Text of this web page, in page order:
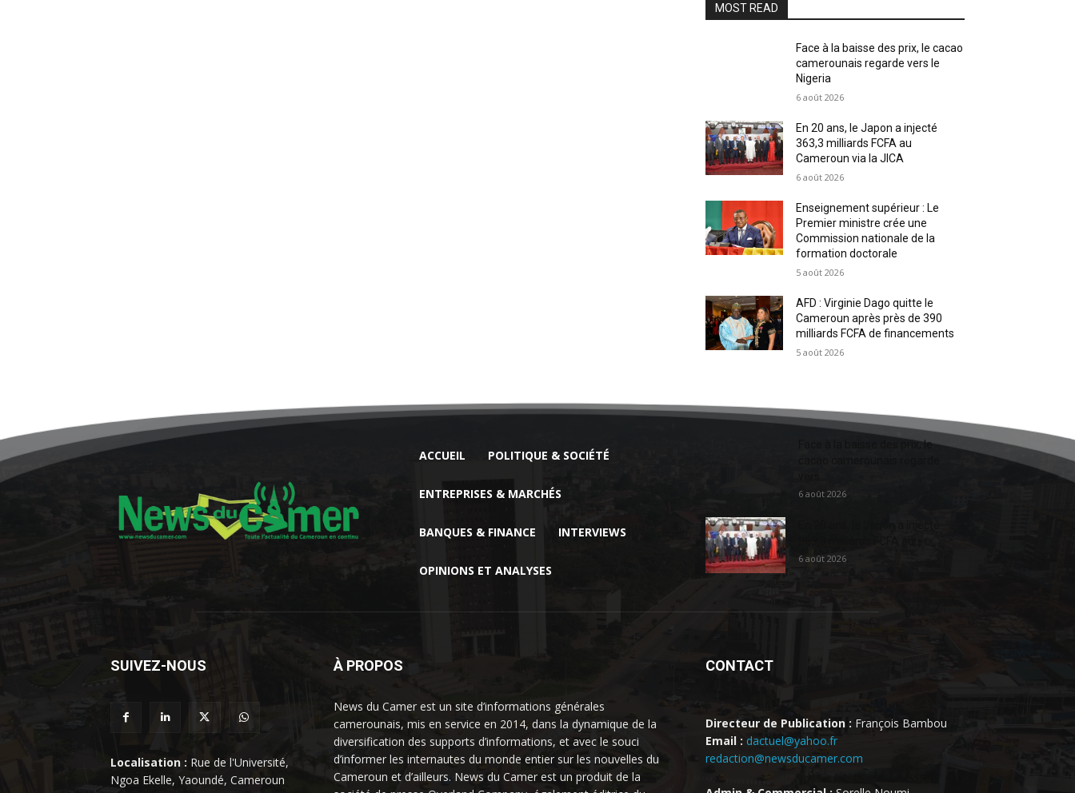
MOST READ
Face à la baisse des prix, le cacao
camerounais regarde vers le
Nigeria
6 août 2026
En 20 ans, le Japon a injecté
363,3 milliards FCFA au
Cameroun via la JICA
6 août 2026
Enseignement supérieur : Le
Premier ministre crée une
Commission nationale de la
formation doctorale
5 août 2026
AFD : Virginie Dago quitte le
Cameroun après près de 390
milliards FCFA de financements
5 août 2026
ACCUEIL POLITIQUE & SOCIÉTÉ
ENTREPRISES & MARCHÉS
BANQUES & FINANCE INTERVIEWS
OPINIONS ET ANALYSES
Face à la baisse des prix, le
6 août 2026
6 août 2026
SUIVEZ-NOUS
Localisation : Rue de l'Université,
Ngoa Ekelle, Yaoundé, Cameroun
À PROPOS
News du Camer est un site d’informations générales
camerounais, mis en service en 2014, dans la dynamique de la
diversification des supports d’informations, et avec le souci
d’informer les internautes du monde entier sur les nouvelles du
Cameroun et d’ailleurs. News du Camer est un produit de la
CONTACT
Directeur de Publication : François Bambou
Email : dactuel@yahoo.fr
redaction@newsducamer.com